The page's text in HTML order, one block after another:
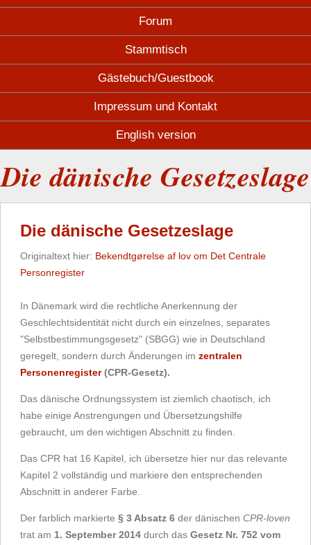
Forum
Stammtisch
Gästebuch/Guestbook
Impressum und Kontakt
English version
Die dänische Gesetzeslage
Die dänische Gesetzeslage
Originaltext hier: Bekendtgørelse af lov om Det Centrale
Personregister
In Dänemark wird die rechtliche Anerkennung der
Geschlechtsidentität nicht durch ein einzelnes, separates
"Selbstbestimmungsgesetz" (SBGG) wie in Deutschland
geregelt, sondern durch Änderungen im zentralen
Personenregister(CPR-Gesetz).
Das dänische Ordnungssystem ist ziemlich chaotisch, ich
habe einige Anstrengungen und Übersetzungshilfe
gebraucht, um den wichtigen Abschnitt zu finden.
Das CPR hat 16 Kapitel, ich übersetze hier nur das relevante
Kapitel 2 vollständig und markiere den entsprechenden
Abschnitt in anderer Farbe.
Der farblich markierte § 3 Absatz 6 der dänischen CPR-loven
trat am 1. September 2014 durch das Gesetz Nr. 752 vom